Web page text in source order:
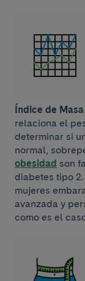
Índice de
relaciona el
determinar si
normal,
obesidad son
diabetes tipo
mujeres
avanzada y
como es el